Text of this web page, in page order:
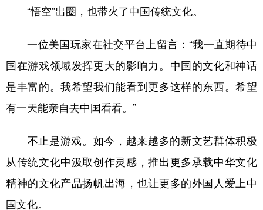
“悟空”出圈，也带火了中国传统文化。
一位美国玩家在社交平台上留言：“我一直期待中
国在游戏领域发挥更大的影响力。中国的文化和神话
是丰富的。我希望我们能看到更多这样的东西。希望
有一天能亲自去中国看看。”
不止是游戏。如今，越来越多的新文艺群体积极
从传统文化中汲取创作灵感，推出更多承载中华文化
精神的文化产品扬帆出海，也让更多的外国人爱上中
国文化。